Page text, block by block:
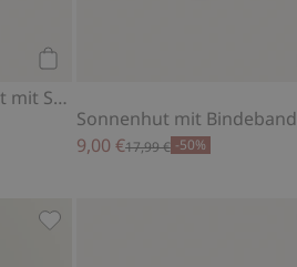
Geblümter Sonnenhut mit Schleife
Sonnenhut mit Bindeband
9,00 €17,99 € -50%
Favoriten hinzufügen